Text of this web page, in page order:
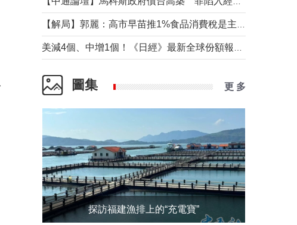
圖集 更 多
探訪福建漁排上的“充電寶”